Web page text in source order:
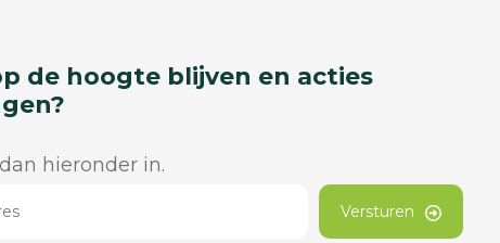
de hoogte blijven en acties
hieronder in.
Versturen